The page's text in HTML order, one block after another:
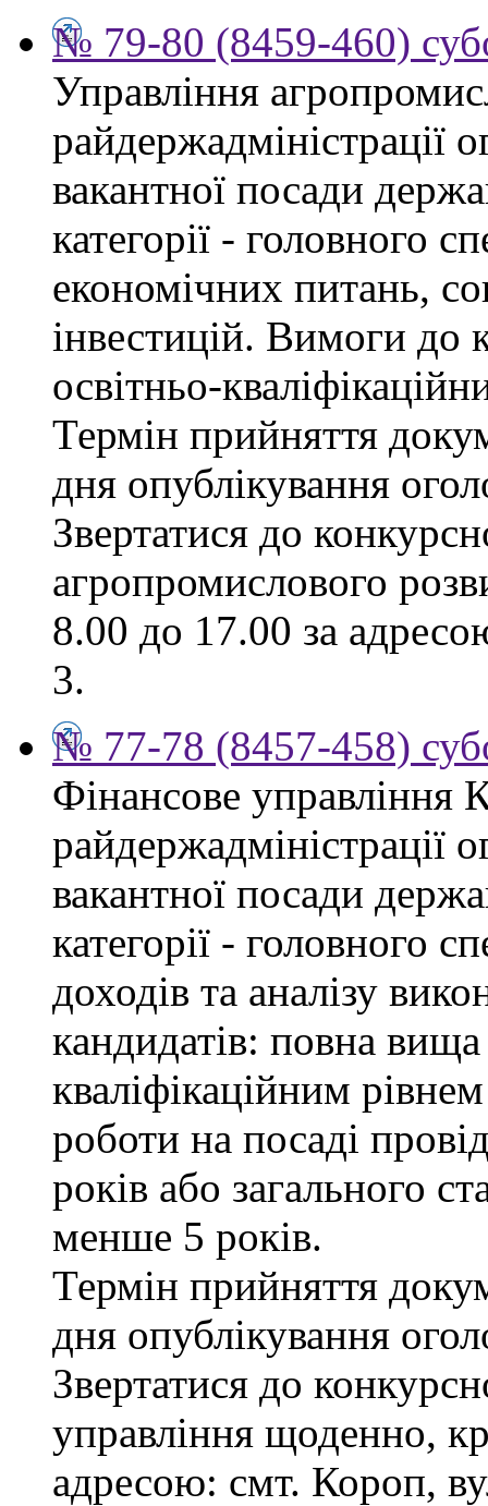
№ 79-80 (8459-460)
Управління
райдержадміністрації
вакантної посади
категорії - головного
економічних питань,
інвестицій. Вимоги до
освітньо-
Термін прийняття
дня опублікування
Звертатися до
агропромислового
8.00 до 17.00 за
3.
№ 77-78 (8457-458)
Фінансове управління
райдержадміністрації
вакантної посади
категорії - головного
доходів та аналізу
кандидатів: повна вища
кваліфікаційним
роботи на посаді
років або загального
менше 5 років.
Термін прийняття
дня опублікування
Звертатися до
управління щоденно,
адресою: смт. Короп,